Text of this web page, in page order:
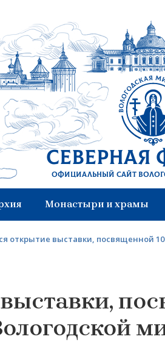
Северная
Официальный сайт
Монастыри и храмы
открытие выставки, посвященной